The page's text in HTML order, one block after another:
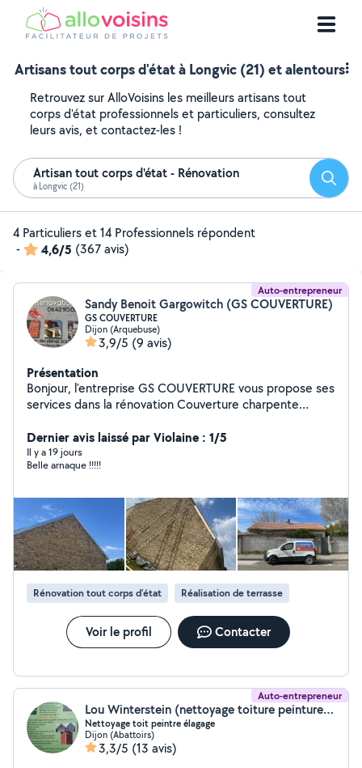
Artisans tout corps d'état à Longvic (21) et alentours
Retrouvez sur AlloVoisins les meilleurs artisans tout
corps d'état professionnels et particuliers, consultez
leurs avis, et contactez-les !
Artisan tout corps d'état - Rénovation
à Longvic (21)
4 Particuliers et 14 Professionnels répondent
-
4,6/5 (367 avis)
Auto-entrepreneur
Sandy Benoit Gargowitch (GS COUVERTURE)
GS COUVERTURE
Dijon (Arquebuse)
3,9/5 (9 avis)
Présentation
Bonjour, l'entreprise GS COUVERTURE vous propose ses
services dans la rénovation Couverture charpente
sous( 24h)
Dernier avis laissé par Violaine : 1/5
Il y a 19 jours
Belle arnaque !!!!!
Rénovation tout corps d’état Réalisation de terrasse
Voir le profil Contacter
Auto-entrepreneur
Lou Winterstein (nettoyage toiture peinture entretien espace vert)
Nettoyage toit peintre élagage
Dijon (Abattoirs)
3,3/5 (13 avis)